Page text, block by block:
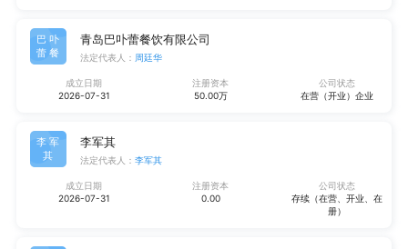
巴卟
蕾餐
青岛巴卟蕾餐饮有限公司
法定代表人： 周廷华
成立日期
2026-07-31
注册资本
50.00万
公司状态
在营（开业）企业
李军
其
李军其
法定代表人： 李军其
成立日期
2026-07-31
注册资本
0.00
公司状态
存续（在营、开业、在
册）